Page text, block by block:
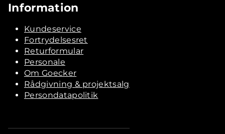
Information
Kundeservice
Fortrydelsesret
Returformular
Personale
Om Goecker
Rådgivning & projektsalg
Persondatapolitik